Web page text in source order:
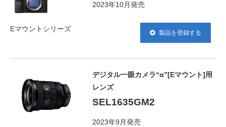
2023年10月発売
Eマウントシリーズ 製品を登録する
デジタル一眼カメラ“α”[Eマウント]用
レンズ
SEL1635GM2
2023年9月発売